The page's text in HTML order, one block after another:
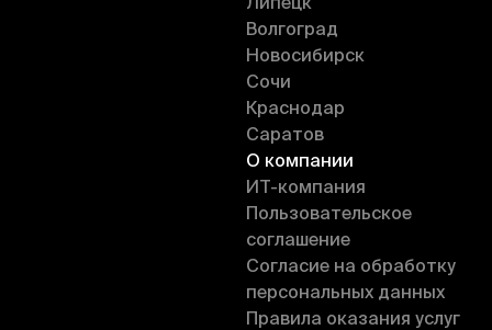
Липецк
Волгоград
Новосибирск
Сочи
Краснодар
Саратов
О компании
ИT-компания
Пользовательское
соглашение
Согласие на обработку
персональных данных
Правила оказания услуг